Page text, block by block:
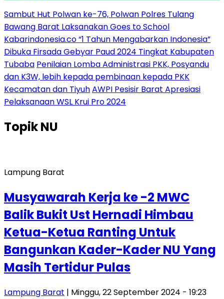
Sambut Hut Polwan ke-76, Polwan Polres Tulang
Bawang Barat Laksanakan Goes to School
Kabarindonesia.co “1 Tahun Mengabarkan Indonesia”
Dibuka Firsada Gebyar Paud 2024 Tingkat Kabupaten
Tubaba Penilaian Lomba Administrasi PKK, Posyandu
dan K3W, lebih kepada pembinaan kepada PKK
Kecamatan dan TiyuhAWPI Pesisir Barat Apresiasi
Pelaksanaan WSL Krui Pro 2024
TopikNU
Lampung Barat
Musyawarah Kerja ke -2 MWC
Balik Bukit Ust Hernadi Himbau
Ketua-Ketua Ranting Untuk
Bangunkan Kader-Kader NU Yang
Masih Tertidur Pulas
Lampung Barat | Minggu, 22 September 2024 - 19:23